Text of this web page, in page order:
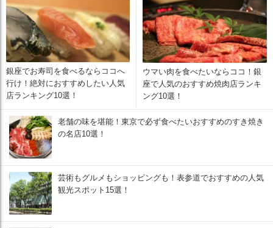
銀座でお寿司を食べるならココへ
行け！絶対におすすめしたい人気
店ランキング10選！
ウマい肉を食べたいならココ！銀
座で人気のおすすめ焼肉店ランキ
ング10選！
老舗の味を堪能！東京で必ず食べたいおすすめのすき焼き
の名店10選！
芸術もグルメもショッピングも！表参道でおすすめの人気
観光スポット15選！